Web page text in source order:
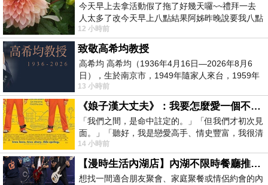
今天早上去拿活動假了拖了好幾天囉~~禮拜一去
人太多了改今天早上八點結果阿姊昨晚說要我八點
去西螺農會~回到莿桐都8點半多了
12 小時前
致敬高希均教授
高希均 高希均（1936年4月16日—2026年8月6
日），生於南京市，1949年隨家人來台，1959年
赴美深造並取得經濟發展博士學位。曾任
13 小時前
《娘子漢大丈夫》：我要怎麼愛一個不存在的人？
「我們之間，是命中註定的。」「但我們才初次見
面。」「聽好，我是戀愛高手、情史豐富，我很清
楚這種感覺，你我之間的那種感覺，現
14 小時前
【漫時生活內湖店】內湖不限時餐廳推薦｜捷運港墘站美食，聚餐、約會、家庭聚會首選，正餐甜點一次滿足
想找一間適合朋友聚會、家庭聚餐或情侶約會的內